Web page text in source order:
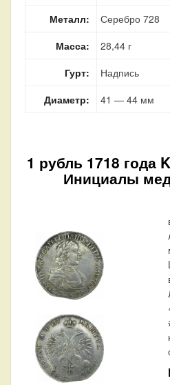
Металл:
Серебро 728
Масса:
28,44 г
Гурт:
Надпись
Диаметр:
41 — 44 мм
1 рубль 1718
Инициалы